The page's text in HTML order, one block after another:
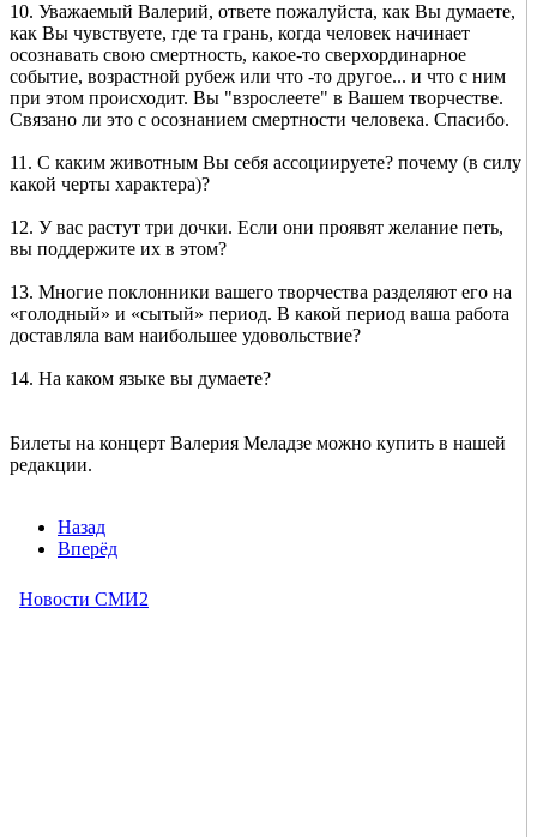
10. Уважаемый Валерий, ответе пожалуйста, как Вы думаете,
как Вы чувствуете, где та грань, когда человек начинает
осознавать свою смертность, какое-то сверхординарное
событие, возрастной рубеж или что -то другое... и что с ним
при этом происходит. Вы "взрослеете" в Вашем творчестве.
Связано ли это с осознанием смертности человека. Спасибо.
11. С каким животным Вы себя ассоциируете? почему (в силу
какой черты характера)?
12. У вас растут три дочки. Если они проявят желание петь,
вы поддержите их в этом?
13. Многие поклонники вашего творчества разделяют его на
«голодный» и «сытый» период. В какой период ваша работа
доставляла вам наибольшее удовольствие?
14. На каком языке вы думаете?
Билеты на концерт Валерия Меладзе можно купить в нашей
редакции.
Назад
Вперёд